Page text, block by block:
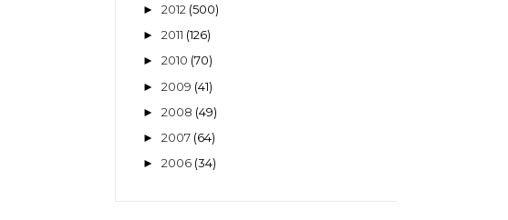
► 2012 (500)
► 2011 (126)
► 2010 (70)
► 2009 (41)
► 2008 (49)
► 2007 (64)
► 2006 (34)